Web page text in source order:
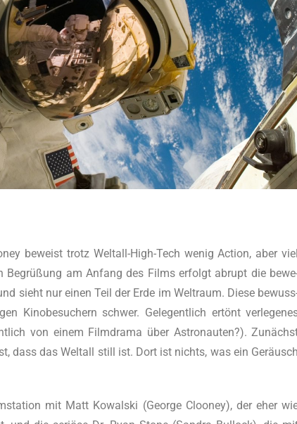
beweist trotz Welt­all-High-Tech wenig Action, aber
Begrü­ßung am Anfang des Films erfolgt abrupt die
sieht nur einen Teil der Erde im Welt­raum. Die­se
Kino­be­su­chern schwer. Gele­gent­lich ertönt
von einem Film­dra­ma über Astro­nau­ten?).
dass das Welt­all still ist. Dort ist nichts, was ein
mit Matt Kowal­ski (Geor­ge Cloo­ney), der eher